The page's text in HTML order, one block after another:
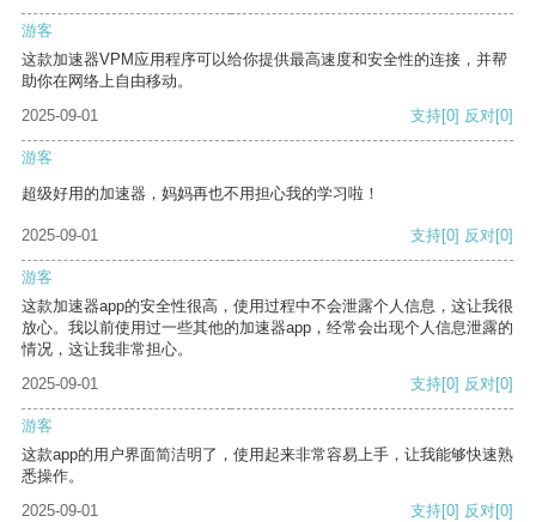
游客
这款加速器VPM应用程序可以给你提供最高速度和安全性的连接，并帮
助你在网络上自由移动。
2025-09-01
支持[0] 反对[0]
游客
超级好用的加速器，妈妈再也不用担心我的学习啦！
2025-09-01 支持[0] 反对[0]
游客
这款加速器app的安全性很高，使用过程中不会泄露个人信息，这让我很
放心。我以前使用过一些其他的加速器app，经常会出现个人信息泄露的
情况，这让我非常担心。
2025-09-01
支持[0] 反对[0]
游客
这款app的用户界面简洁明了，使用起来非常容易上手，让我能够快速熟
悉操作。
2025-09-01
支持[0] 反对[0]